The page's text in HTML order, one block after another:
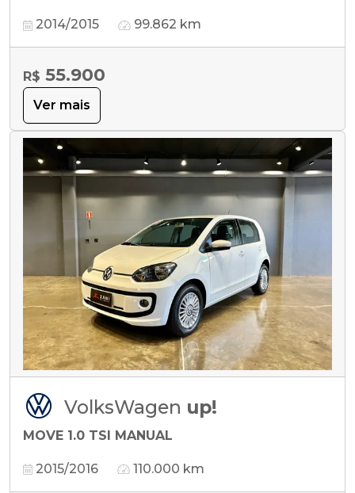
2014/2015 99.862 km
R$ 55.900
Ver mais
VolksWagen up!
MOVE 1.0 TSI MANUAL
2015/2016 110.000 km